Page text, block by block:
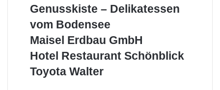
Genusskiste
Delikatessen
vom
Genusskiste – Delikatessen
vom Bodensee
Maisel
GmbH
Maisel Erdbau GmbH
Hotel
Schönblick
Hotel Restaurant Schönblick
Toyota
Walter
Toyota Walter